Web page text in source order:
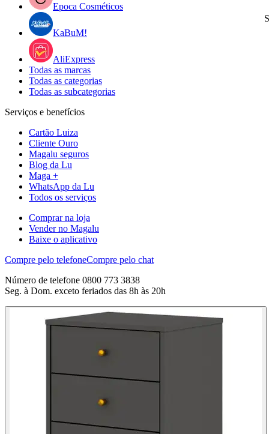
Epoca Cosméticos
KaBuM!
AliExpress
Todas as marcas
Todas as categorias
Todas as subcategorias
Serviços e benefícios
Cartão Luiza
Cliente Ouro
Magalu seguros
Blog da Lu
Maga +
WhatsApp da Lu
Todos os serviços
Comprar na loja
Vender no Magalu
Baixe o aplicativo
Compre pelo telefoneCompre pelo chat
Número de telefone 0800 773 3838
Seg. à Dom. exceto feriados das 8h às 20h